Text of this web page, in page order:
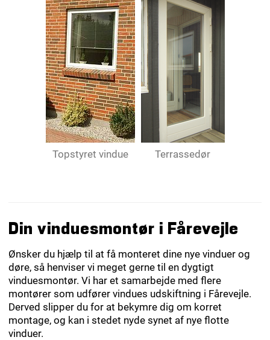
Topstyret vindue Terrassedør
Din vinduesmontør i Fårevejle
Ønsker du hjælp til at få monteret dine nye vinduer og
døre, så henviser vi meget gerne til en dygtigt
vinduesmontør. Vi har et samarbejde med flere
montører som udfører vindues udskiftning i Fårevejle.
Derved slipper du for at bekymre dig om korret
montage, og kan i stedet nyde synet af nye flotte
vinduer.